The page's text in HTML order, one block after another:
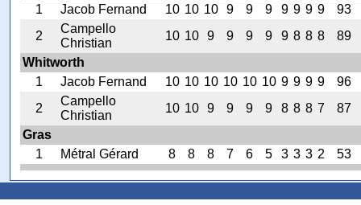
1
Jacob Fernand 10 10 10 9 9 9 9 9 9 9
93
2
Campello
Christian
10 10 9 9 9 9 9 8 8 8
89
Whitworth
1
Jacob Fernand 10 10 10 10 10 10 9 9 9 9
96
2
Campello
Christian
10 10 9 9 9 9 8 8 8 7
87
Gras
1
Métral Gérard 8 8 8 7 6 5 3 3 3 2 53